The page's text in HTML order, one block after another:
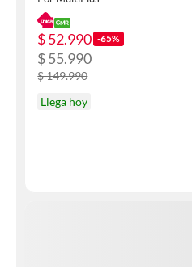
$ 52.990 -65%
$ 55.990
$ 149.990
Llega hoy